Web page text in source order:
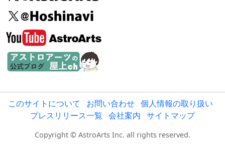
このサイトについて お問い合わせ 個人情報の取り扱い
プレスリリース一覧 会社案内 サイトマップ
Copyright © AstroArts Inc. all rights reserved.